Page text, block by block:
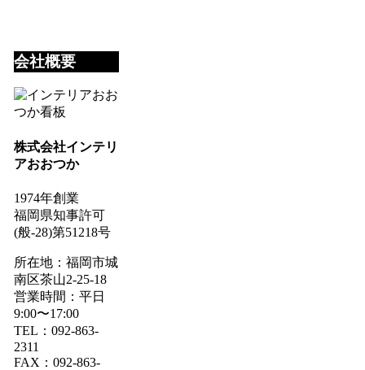
会社概要
株式会社インテリ
アおおつか
1974年創業
福岡県知事許可
(般-28)第51218号
所在地：福岡市城
南区茶山2-25-18
営業時間：平日
9:00〜17:00
TEL：092-863-
2311
FAX：092-863-